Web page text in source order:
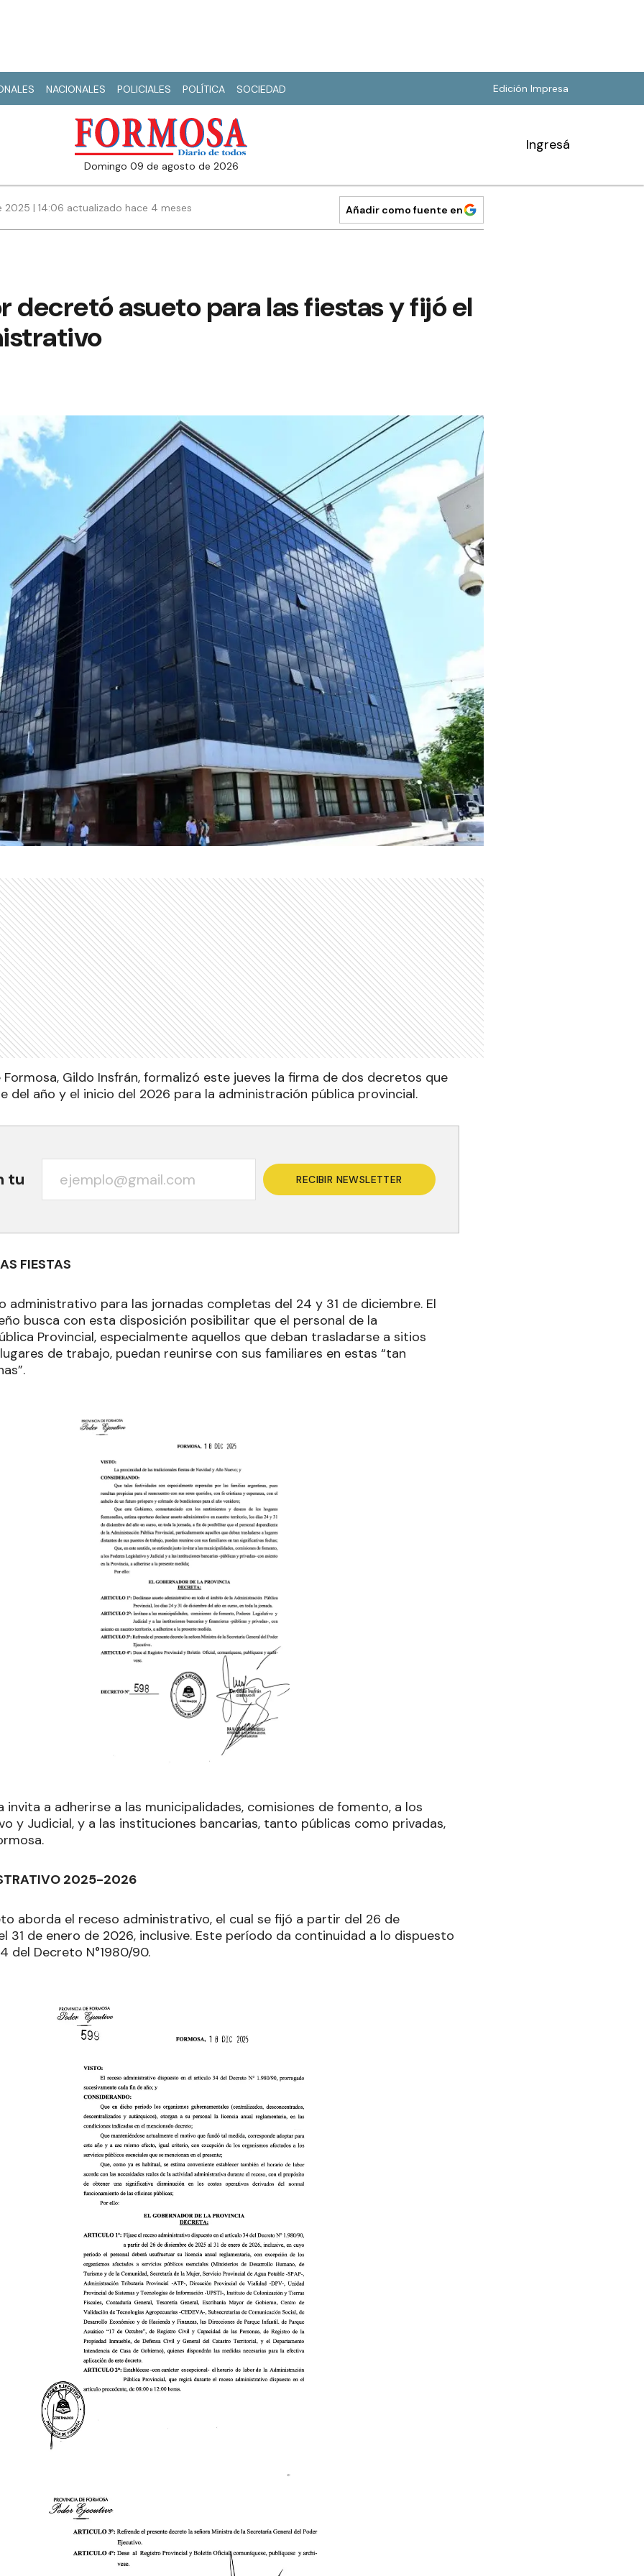
NACIONALES POLICIALES POLÍTICA SOCIEDAD Edición Impresa
domingo 09 de agosto de 2026
Ingresá
2025 | 14:06 actualizado hace 4 meses Añadir como fuente en
decretó asueto para las fiestas y fijó el
Gildo Insfrán, formalizó este jueves la firma de dos decretos que
del año y el inicio del 2026 para la administración pública provincial.
tu RECIBIR NEWSLETTER
FIESTAS
administrativo para las jornadas completas del 24 y 31 de diciembre. El
busca con esta disposición posibilitar que el personal de la
Provincial, especialmente aquellos que deban trasladarse a sitios
de trabajo, puedan reunirse con sus familiares en estas “tan
invita a adherirse a las municipalidades, comisiones de fomento, a los
y Judicial, y a las instituciones bancarias, tanto públicas como privadas,
2025-2026
aborda el receso administrativo, el cual se fijó a partir del 26 de
31 de enero de 2026, inclusive. Este período da continuidad a lo dispuesto
del Decreto N°1980/90.